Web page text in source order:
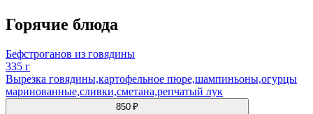
Горячие блюда
Бефстроганов из говядины
335 г
Вырезка говядины,картофельное пюре,шампиньоны,огурцы
маринованные,сливки,сметана,репчатый лук
850 ₽